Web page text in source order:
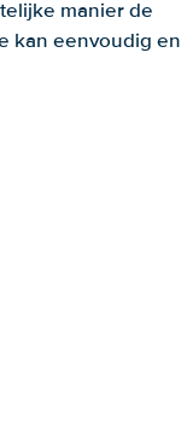
manier de
kan eenvoudig en